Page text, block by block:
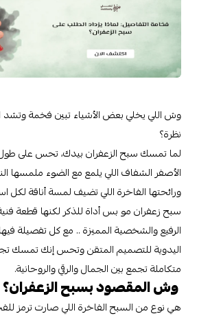
وش اللي يخلي بعض الأشياء تبين فخمة وتشد
نظرة؟
لما تمسك سبح الزعفران بيدك، تحس على طول
الأصفر الشفاف اللي يلمع مع الضوء ملمسها الناعم
ورائحتها الفاخرة اللي تضيف لمسة أناقة لكل
سبح زعفران مو بس أداة للذكر لكنها قطعة فنية
الرفيع والشخصية المميزة .. مع كل تفصيلة فيها،
اليدوية للتصميم المتقن وتحس إنك تمسك تجربة
متكاملة تجمع بين الجمال والرقي والروحانية.
وش المقصود بسبح الزعفران؟
هي نوع من السبح الفاخرة اللي صارت ترمز